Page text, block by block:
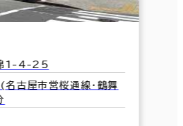
1-4-25
(名古屋市営桜通線･鶴舞